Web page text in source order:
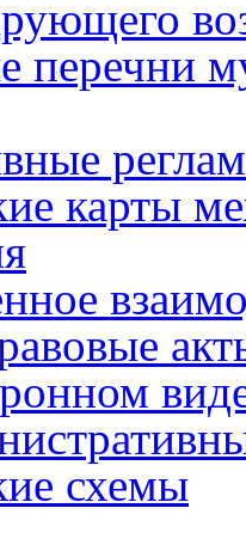
перечни
карты
схемы